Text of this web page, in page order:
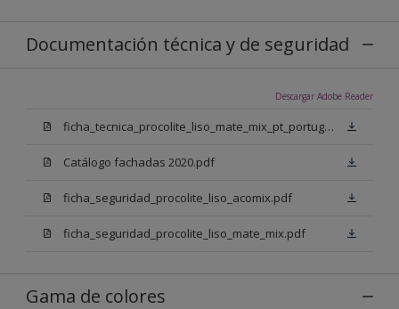
Documentación técnica y de seguridad
Descargar Adobe Reader
ficha_tecnica_procolite_liso_mate_mix_pt_portugal.pdf
Catálogo fachadas 2020.pdf
ficha_seguridad_procolite_liso_acomix.pdf
ficha_seguridad_procolite_liso_mate_mix.pdf
Gama de colores